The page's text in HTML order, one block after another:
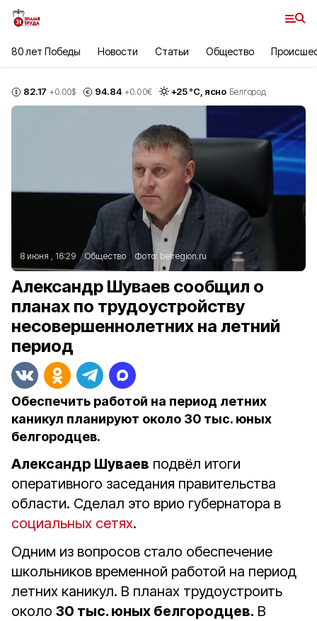
80 лет Победы Новости Статьи Общество
82.17 +0.00$ 94.84 +0.00€ +25°С, ясно Белгород
8 июня , 16:29 Общество Фото: belregion.ru
Александр Шуваев сообщил о
планах по трудоустройству
несовершеннолетних на летний
период
Обеспечить работой на период летних
каникул планируют около 30 тыс. юных
белгородцев.
Александр Шуваев подвёл итоги
оперативного заседания правительства
области. Сделал это врио губернатора в
социальных сетях.
Одним из вопросов стало обеспечение
школьников временной работой на период
летних каникул. В планах трудоустроить
около 30 тыс. юных белгородцев. В